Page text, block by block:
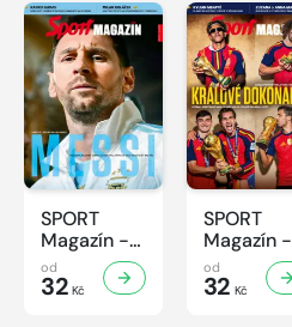
SPORT
Magazín -
32/2026
od
32 Kč
SPORT
Magazín -
31/2026
od
32 Kč